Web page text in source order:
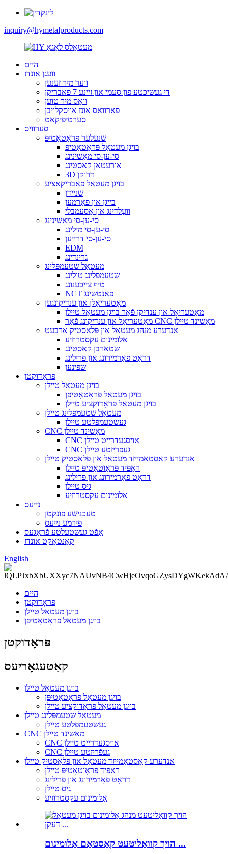
inquiry@hymetalproducts.com
היים
וועגן אונדז
ווער מיר זענען
די געשיכטע פון ​​סעמי און זיינע 7 פאבריקן
וואָס מיר טוען
פארוואס אונז אויסקלויבן
סערטיפיקאַט
סערוויס
שנעלער פּראָטאָטיפּ
בויגן מעטאַל פּראָטאָטיפּ
סי-ען-סי מאַשינינג
אורעטאַן קאַסטינג
3D דרוקן
בויגן מעטאַל פאַבריקאַציע
שניידן
בייגן און פאָרמען
וועַלדינג און אַסעמבלי
סי-ען-סי מאַשינינג
סי-ען-סי מילינג
סי-ען-סי דרייען
EDM
גרינדינג
מעטאַל שטעמפּלינג
שטעמפּלינג טולינג
טיף צייכענונג
NCT פּאַנטשינג
מאַטעריאַלן און ענדיקונגען
מאַטעריאַל און ענדיקן פֿאַר בויגן מעטאַל טיילן
מאַטעריאַל און ענדיקונג פֿאַר CNC מאַשינד טיילן
אַנדערע מנהג מעטאַל און פּלאַסטיק אַרבעט
אַלומינום עקסטרוזיע
שטאַרבן קאַסטינג
דראָט פאָרמירונג און פרילינג
שפּינען
פּראָדוקטן
בויגן מעטאַל טיילן
בויגן מעטאַל פּראָטאָטיפּן
בויגן מעטאַל פּראָדוקציע טיילן
מעטאַל שטעמפּלינג טיילן
געשטעמפּלטע טיילן
CNC מאַשינד טיילן
CNC אויסגעדרייט טיילן
CNC געפֿריזטע טיילן
אנדערע קאַסטאַמייזד מעטאַל און פּלאַסטיק טיילן
ראַפּיד פּראָוטאָטיפּ טיילן
דראָט פאָרמירונג און פרילינג
גיס טיילן
אַלומינום עקסטרוזיע
נייעס
טעכנישע פונקטן
פירמע נייעס
אָפֿט געשטעלטע פֿראַגעס
קאָנטאַקט אונדז
English
היים
פּראָדוקטן
בויגן מעטאַל טיילן
בויגן מעטאַל פּראָטאָטיפּן
פּראָדוקטן
קאַטעגאָריעס
בויגן מעטאַל טיילן
בויגן מעטאַל פּראָטאָטיפּן
בויגן מעטאַל פּראָדוקציע טיילן
מעטאַל שטעמפּלינג טיילן
געשטעמפּלטע טיילן
CNC מאַשינד טיילן
CNC אויסגעדרייט טיילן
CNC געפֿריזטע טיילן
אנדערע קאַסטאַמייזד מעטאַל און פּלאַסטיק טיילן
ראַפּיד פּראָוטאָטיפּ טיילן
דראָט פאָרמירונג און פרילינג
גיס טיילן
אַלומינום עקסטרוזיע
הויך קוואַליטעט קאַסטאַם אַלומינום ...